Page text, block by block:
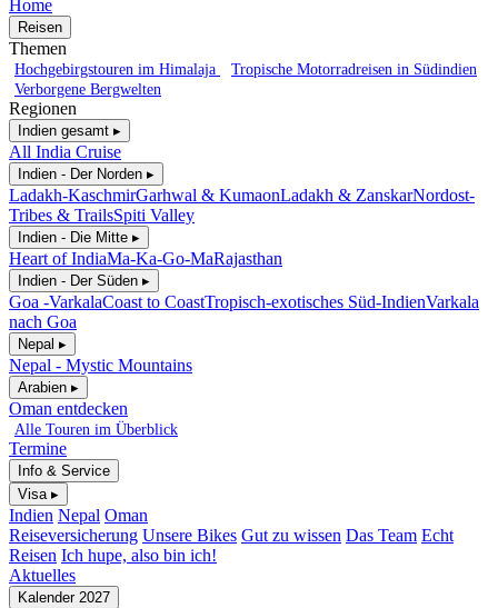
Home
Reisen
Themen
Hochgebirgstouren im Himalaja
Tropische Motorradreisen in Südindien
Verborgene Bergwelten
Regionen
Indien gesamt ▸
All India Cruise
Indien - Der Norden ▸
Ladakh-KaschmirGarhwal & KumaonLadakh & ZanskarNordost-
Tribes & TrailsSpiti Valley
Indien - Die Mitte ▸
Heart of IndiaMa-Ka-Go-MaRajasthan
Indien - Der Süden ▸
Goa -VarkalaCoast to CoastTropisch-exotisches Süd-IndienVarkala
nach Goa
Nepal ▸
Nepal - Mystic Mountains
Arabien ▸
Oman entdecken
Alle Touren im Überblick
Termine
Info & Service
Visa ▸
Indien Nepal Oman
Reiseversicherung Unsere Bikes Gut zu wissen Das Team Echt
Reisen Ich hupe, also bin ich!
Aktuelles
Kalender 2027